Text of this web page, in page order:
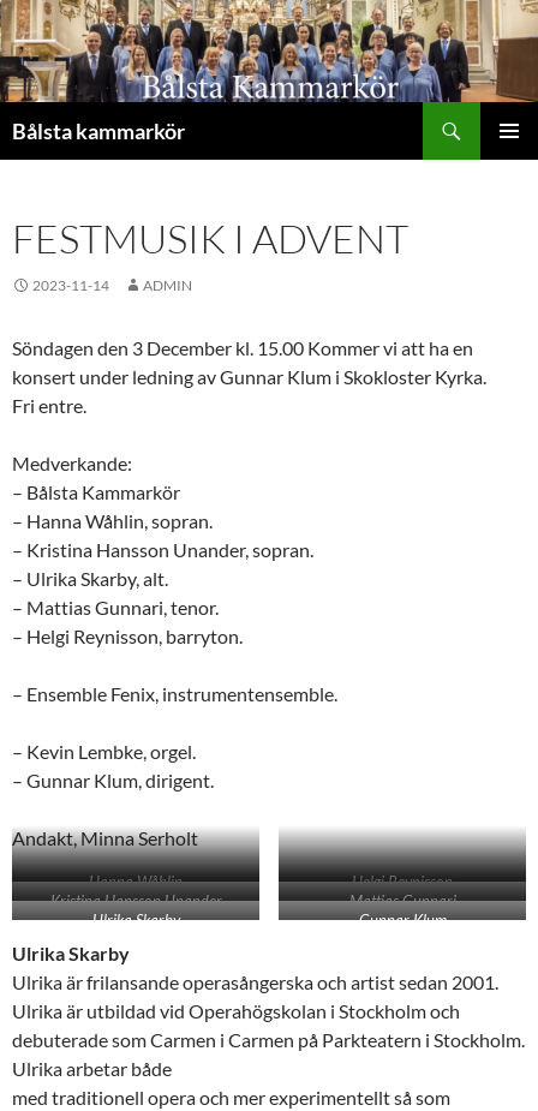
Hoppa
till
innehåll
Bålsta kammarkör
FESTMUSIK I ADVENT
2023-11-14 ADMIN
Söndagen den 3 December kl. 15.00 Kommer vi att ha en
konsert under ledning av Gunnar Klum i Skokloster Kyrka.
Fri entre.
Medverkande:
– Bålsta Kammarkör
– Hanna Wåhlin, sopran.
– Kristina Hansson Unander, sopran.
– Ulrika Skarby, alt.
– Mattias Gunnari, tenor.
– Helgi Reynisson, barryton.
– Ensemble Fenix, instrumentensemble.
– Kevin Lembke, orgel.
– Gunnar Klum, dirigent.
Andakt, Minna Serholt
Hanna Wåhlin
Helgi Reynisson
Kristina Hansson Unander
Mattias Gunnari
Ulrika Skarby
Gunnar Klum
Ulrika Skarby
Ulrika är frilansande operasångerska och artist sedan 2001.
Ulrika är utbildad vid Operahögskolan i Stockholm och
debuterade som Carmen i Carmen på Parkteatern i Stockholm.
Ulrika arbetar både
med traditionell opera och mer experimentellt så som